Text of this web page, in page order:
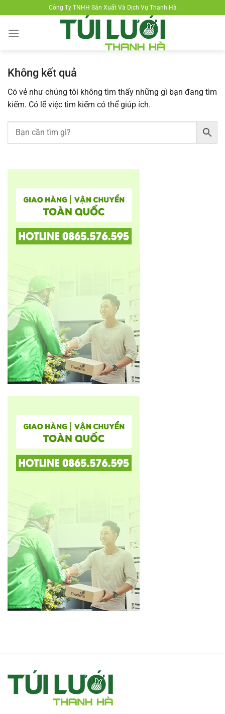
đến
nội
Công Ty TNHH Sản Xuất Và Dịch Vụ Thanh Hà
Không kết quả
Có vẻ như chúng tôi không tìm thấy những gì bạn đang tìm
kiếm. Có lẽ việc tìm kiếm có thể giúp ích.